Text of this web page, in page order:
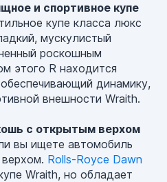
и спортивное купе
купе класса люкс
мускулистый
роскошным
этого R находится
динамику,
внешности Wraith.
с открытым верхом
вы ищете автомобиль
Rolls-Royce Dawn
Wraith, но обладает